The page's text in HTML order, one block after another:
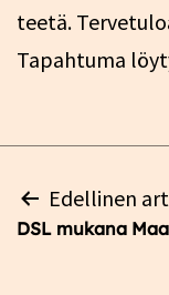
teetä.
Tapahtuma
Artikkelien
selaus
Edellinen
DSL mukana